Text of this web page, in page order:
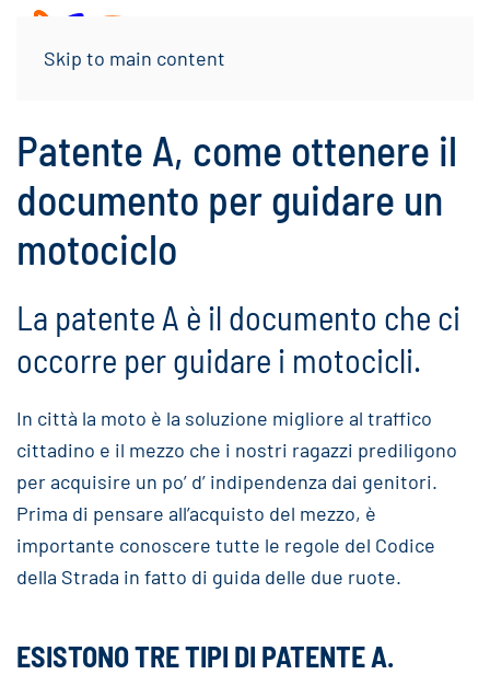
Skip to main content
Patente A, come ottenere il
documento per guidare un
motociclo
La patente A è il documento che ci
occorre per guidare i motocicli.
In città la moto è la soluzione migliore al traffico
cittadino e il mezzo che i nostri ragazzi prediligono
per acquisire un po’ d’ indipendenza dai genitori.
Prima di pensare all’acquisto del mezzo, è
importante conoscere tutte le regole del Codice
della Strada in fatto di guida delle due ruote.
ESISTONO TRE TIPI DI PATENTE A.